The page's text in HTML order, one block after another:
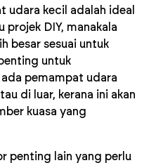
udara kecil adalah ideal
projek DIY, manakala
besar sesuai untuk
untuk
pemampat udara
di luar, kerana ini akan
kuasa yang
penting lain yang perlu